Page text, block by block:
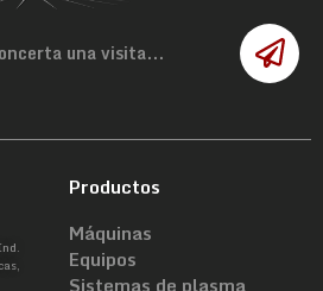
una visita...
Productos
Máquinas
Equipos
Sistemas de plasma